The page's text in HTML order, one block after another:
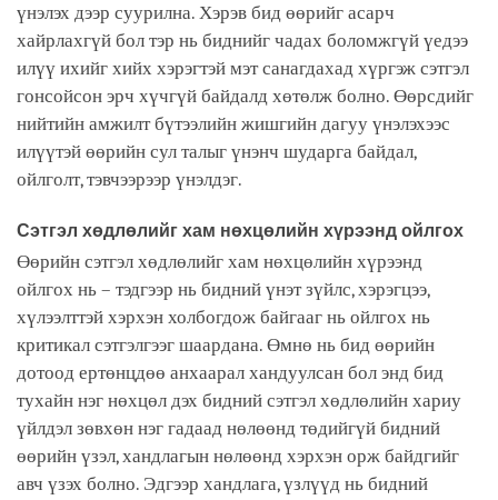
үнэлэх дээр суурилна. Хэрэв бид өөрийг асарч
хайрлахгүй бол тэр нь биднийг чадах боломжгүй үедээ
илүү ихийг хийх хэрэгтэй мэт санагдахад хүргэж сэтгэл
гонсойсон эрч хүчгүй байдалд хөтөлж болно. Өөрсдийг
нийтийн амжилт бүтээлийн жишгийн дагуу үнэлэхээс
илүүтэй өөрийн сул талыг үнэнч шударга байдал,
ойлголт, тэвчээрээр үнэлдэг.
Сэтгэл хөдлөлийг хам нөхцөлийн хүрээнд ойлгох
Өөрийн сэтгэл хөдлөлийг хам нөхцөлийн хүрээнд
ойлгох нь – тэдгээр нь бидний үнэт зүйлс, хэрэгцээ,
хүлээлттэй хэрхэн холбогдож байгааг нь ойлгох нь
критикал сэтгэлгээг шаардана. Өмнө нь бид өөрийн
дотоод ертөнцдөө анхаарал хандуулсан бол энд бид
тухайн нэг нөхцөл дэх бидний сэтгэл хөдлөлийн хариу
үйлдэл зөвхөн нэг гадаад нөлөөнд төдийгүй бидний
өөрийн үзэл, хандлагын нөлөөнд хэрхэн орж байдгийг
авч үзэх болно. Эдгээр хандлага, үзлүүд нь бидний